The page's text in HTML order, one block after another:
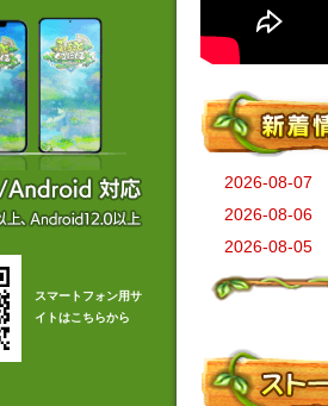
2026-08-07
2026-08-06
2026-08-05
スマートフォン用サ
イトはこちらから